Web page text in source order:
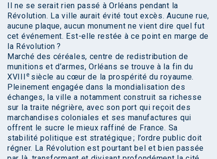
Il ne se serait rien passé à Orléans pendant la
Révolution. La ville aurait évité tout excès. Aucune rue,
aucune plaque, aucun monument ne vient dire quel fut
cet événement. Est-elle restée à ce point en marge de
la Révolution ?
Marché des céréales, centre de redistribution de
munitions et d’armes, Orléans se trouve à la fin du
XVIIIe siècle au cœur de la prospérité du royaume.
Pleinement engagée dans la mondialisation des
échanges, la ville a notamment construit sa richesse
sur la traite négrière, avec son port qui reçoit des
marchandises coloniales et ses manufactures qui
offrent le sucre le mieux raffiné de France. Sa
stabilité politique est stratégique ; l’ordre public doit
régner. La Révolution est pourtant bel et bien passée